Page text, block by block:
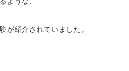
が紹介されていました。